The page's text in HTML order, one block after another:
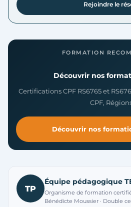
Rejoindre le
FORMATION
Découvrir nos
Certifications CPF RS6765 et
CPF,
Découvrir nos
TP
Équipe pédagogique
Organisme de formation
Bénédicte Moussier · Double